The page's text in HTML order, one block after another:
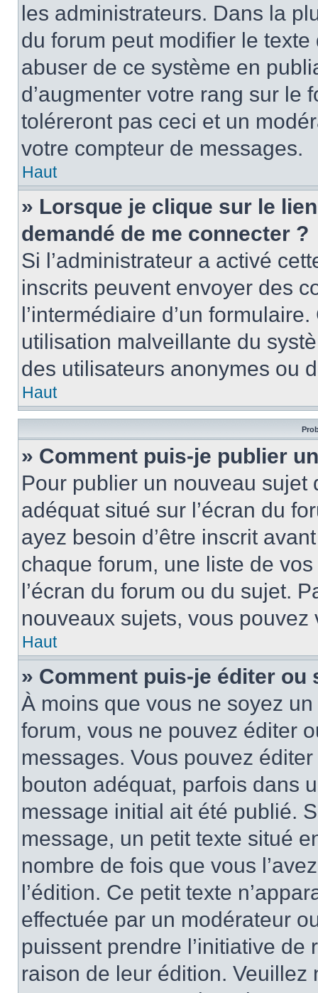
les administrateurs. Dans la
du forum peut modifier le
abuser de ce système en
d’augmenter votre rang sur le
toléreront pas ceci et un
votre compteur de messages.
Haut
» Lorsque je clique sur le
demandé de me connecter ?
Si l’administrateur a activé
inscrits peuvent envoyer des
l’intermédiaire d’un
utilisation malveillante du
des utilisateurs anonymes ou
Haut
» Comment puis-je publier
Pour publier un nouveau
adéquat situé sur l’écran du
ayez besoin d’être inscrit
chaque forum, une liste de
l’écran du forum ou du sujet.
nouveaux sujets, vous
Haut
» Comment puis-je éditer
À moins que vous ne soyez
forum, vous ne pouvez éditer
messages. Vous pouvez
bouton adéquat, parfois dans
message initial ait été publié.
message, un petit texte situé
nombre de fois que vous
l’édition. Ce petit texte
effectuée par un modérateur
puissent prendre l’initiative
raison de leur édition.